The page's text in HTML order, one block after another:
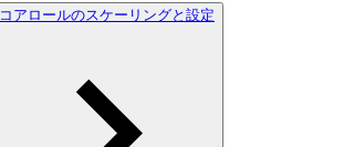
コアロールのスケーリングと設定